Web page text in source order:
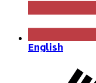
English